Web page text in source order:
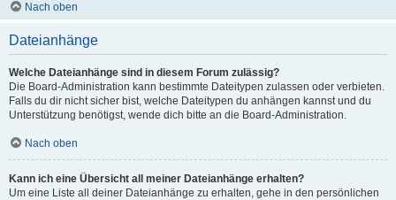
Nach oben
Dateianhänge
Welche Dateianhänge sind in diesem Forum zulässig?
Die Board-Administration kann bestimmte Dateitypen zulassen oder verbieten.
Falls du dir nicht sicher bist, welche Dateitypen du anhängen kannst und du
Unterstützung benötigst, wende dich bitte an die Board-Administration.
Nach oben
Kann ich eine Übersicht all meiner Dateianhänge erhalten?
Um eine Liste all deiner Dateianhänge zu erhalten, gehe in den persönlichen